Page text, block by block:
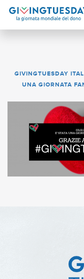
GIVINGTUESDAY
UNA GIORNATA